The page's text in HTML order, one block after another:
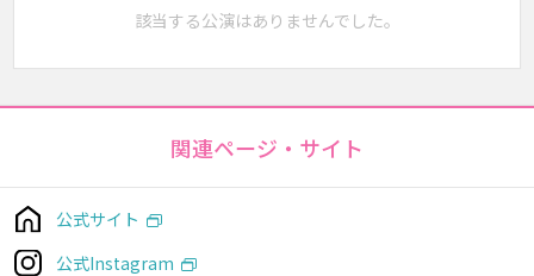
該当する公演はありませんでした。
関連ページ・サイト
公式サイト
公式Instagram